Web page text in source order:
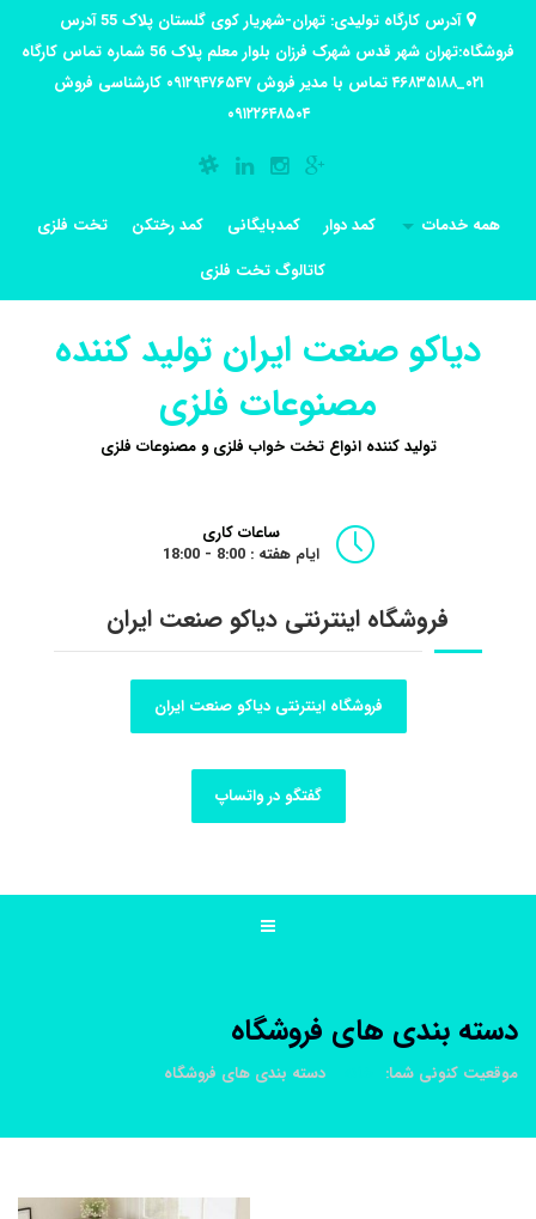
آدرس کارگاه تولیدی: تهران-شهریار کوی گلستان پلاک 55 آدرس
فروشگاه:تهران شهر قدس شهرک فرزان بلوار معلم پلاک 56 شماره تماس کارگاه
۰۲۱_۴۶۸۳۵۱۸۸ تماس با مدیر فروش ۰۹۱۲۹۴۷۶۵۴۷ کارشناسی فروش
۰۹۱۲۲۶۴۸۵۰۴
همه خدمات کمد دوار کمدبایگانی کمد رختکن
تخت فلزی
کاتالوگ تخت فلزی
دیاکو صنعت ایران تولید کننده
مصنوعات فلزی
تولید کننده انواع تخت خواب فلزی و مصنوعات فلزی
ساعات کاری
ایام هفته : 8:00 - 18:00
فروشگاه اینترنتی دیاکو صنعت ایران
فروشگاه اینترنتی دیاکو صنعت ایران
گفتگو در واتساپ
دسته بندی های فروشگاه
موقعیت کنونی شما: دسته بندی های فروشگاه